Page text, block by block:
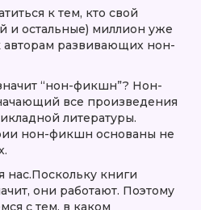
к тем, кто свой
и остальные) миллион уже
авторам развивающих нон-
“нон-фикшн”? Нон-
все произведения
литературы.
нон-фикшн основаны не
нас.Поскольку книги
они работают. Поэтому
с тем, в каком